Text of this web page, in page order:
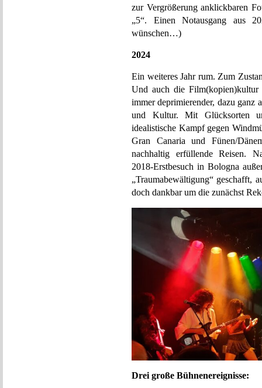
zur Vergrößerung anklickbaren
„5“. Einen Notausgang aus
wünschen…)
2024
Ein weiteres Jahr rum. Zum
Und auch die Film(kopien)kultur
immer deprimierender, dazu
und Kultur. Mit Glücksorten
idealistische Kampf gegen
Gran Canaria und Fünen/
nachhaltig erfüllende Reisen.
2018-Erstbesuch in Bologna
„Traumabewältigung“ geschafft,
doch dankbar um die zunächst
Drei große Bühnenereignisse: